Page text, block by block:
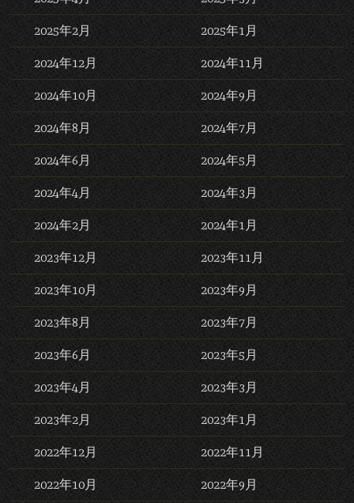
2025年2月 2025年1月
2024年12月 2024年11月
2024年10月 2024年9月
2024年8月 2024年7月
2024年6月 2024年5月
2024年4月 2024年3月
2024年2月 2024年1月
2023年12月 2023年11月
2023年10月 2023年9月
2023年8月 2023年7月
2023年6月 2023年5月
2023年4月 2023年3月
2023年2月 2023年1月
2022年12月 2022年11月
2022年10月 2022年9月